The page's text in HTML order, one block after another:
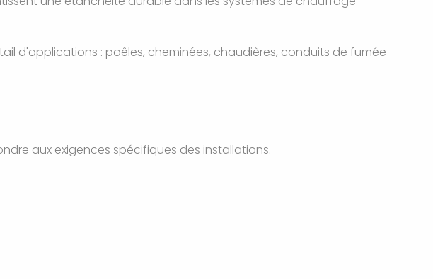
d'applications : poêles, cheminées, chaudières, conduits de fumée
aux exigences spécifiques des installations.